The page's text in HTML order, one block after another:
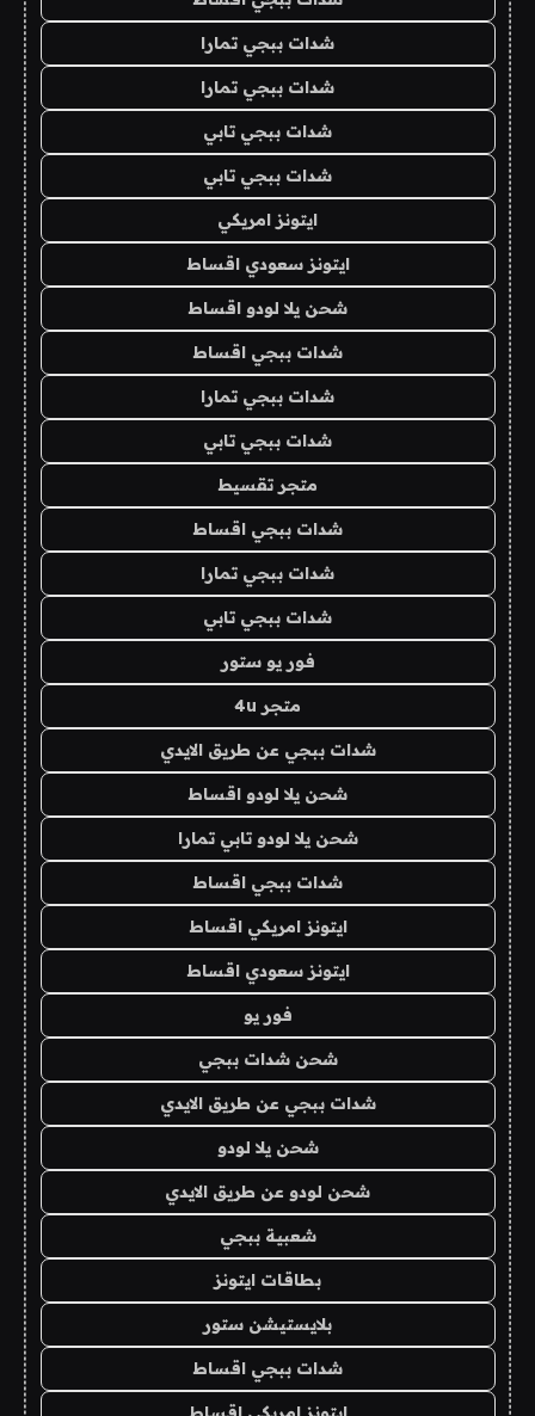
شدات ببجي تمارا
شدات ببجي تمارا
شدات ببجي تابي
شدات ببجي تابي
ايتونز امريكي
ايتونز سعودي اقساط
شحن يلا لودو اقساط
شدات ببجي اقساط
شدات ببجي تمارا
شدات ببجي تابي
متجر تقسيط
شدات ببجي اقساط
شدات ببجي تمارا
شدات ببجي تابي
فور يو ستور
متجر 4u
شدات ببجي عن طريق الايدي
شحن يلا لودو اقساط
شحن يلا لودو تابي تمارا
شدات ببجي اقساط
ايتونز امريكي اقساط
ايتونز سعودي اقساط
فور يو
شحن شدات ببجي
شدات ببجي عن طريق الايدي
شحن يلا لودو
شحن لودو عن طريق الايدي
شعبية ببجي
بطاقات ايتونز
بلايستيشن ستور
شدات ببجي اقساط